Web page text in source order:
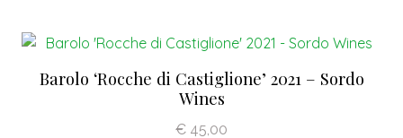
Cadeaubons | Events | Diversen
Wijn- en geschenkpakketten
Barolo ‘Rocche di Castiglione’ 2021 – Sordo
Wines
€ 45,00